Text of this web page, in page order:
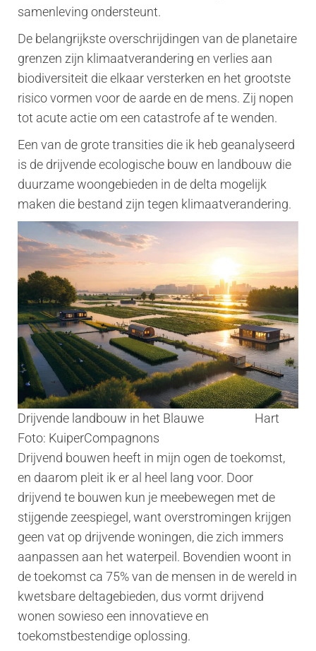
samenleving ondersteunt.
De belangrijkste overschrijdingen van de planetaire
grenzen zijn klimaatverandering en verlies aan
biodiversiteit die elkaar versterken en het grootste
risico vormen voor de aarde en de mens. Zij nopen
tot acute actie om een catastrofe af te wenden.
Een van de grote transities die ik heb geanalyseerd
is de drijvende ecologische bouw en landbouw die
duurzame woongebieden in de delta mogelijk
maken die bestand zijn tegen klimaatverandering.
Drijvende landbouw in het Blauwe Hart
Foto: KuiperCompagnons
Drijvend bouwen heeft in mijn ogen de toekomst,
en daarom pleit ik er al heel lang voor. Door
drijvend te bouwen kun je meebewegen met de
stijgende zeespiegel, want overstromingen krijgen
geen vat op drijvende woningen, die zich immers
aanpassen aan het waterpeil. Bovendien woont in
de toekomst ca 75% van de mensen in de wereld in
kwetsbare deltagebieden, dus vormt drijvend
wonen sowieso een innovatieve en
toekomstbestendige oplossing.